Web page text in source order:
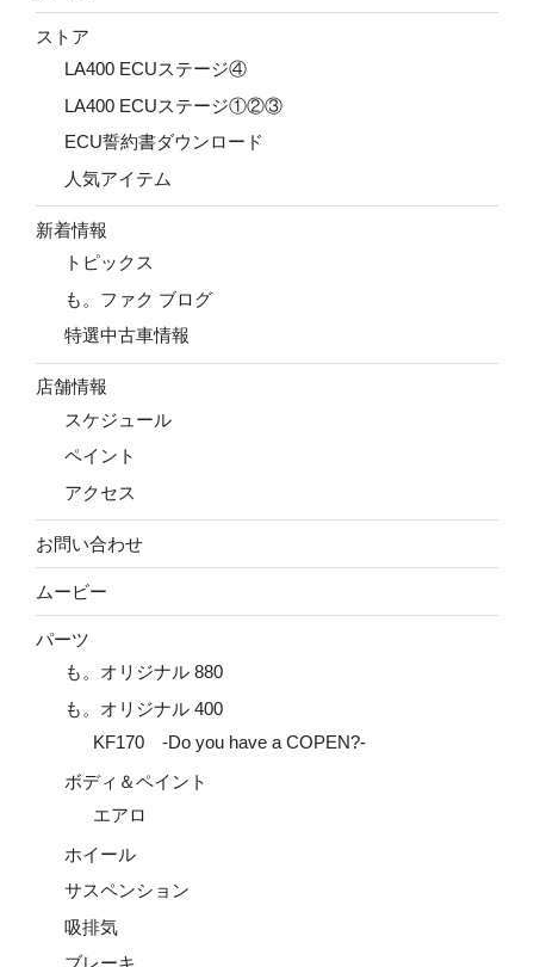
ストア
LA400 ECUステージ④
LA400 ECUステージ①②③
ECU誓約書ダウンロード
人気アイテム
新着情報
トピックス
も。ファク ブログ
特選中古車情報
店舗情報
スケジュール
ペイント
アクセス
お問い合わせ
ムービー
パーツ
も。オリジナル 880
も。オリジナル 400
KF170 -Do you have a COPEN?-
ボディ＆ペイント
エアロ
ホイール
サスペンション
吸排気